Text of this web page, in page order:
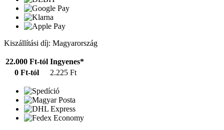
Kiszállítási díj: Magyarország
22.000 Ft-tól Ingyenes*
0 Ft-tól
2.225 Ft